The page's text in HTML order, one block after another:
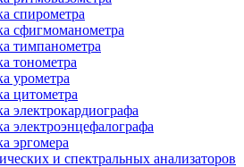
спирометра
сфигмоманометра
тимпанометра
тонометра
урометра
цитометра
электрокардиографа
электроэнцефалографа
эргомера
и спектральных анализаторов